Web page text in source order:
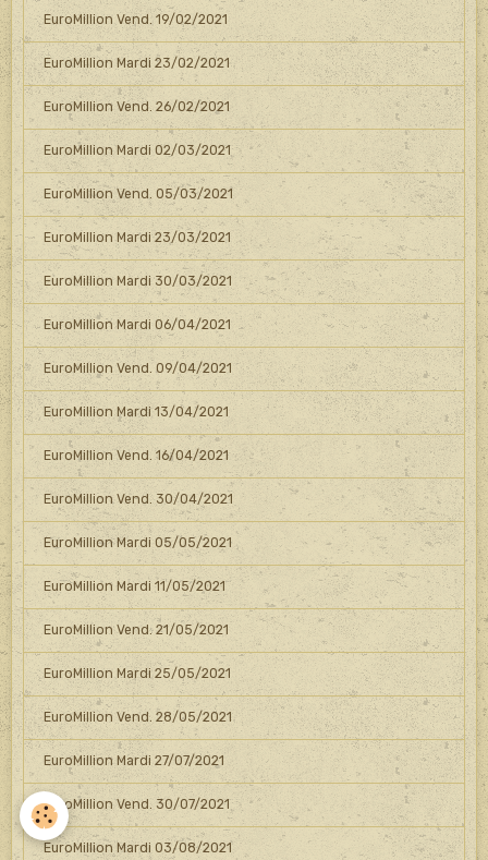
EuroMillion Vend. 19/02/2021
EuroMillion Mardi 23/02/2021
EuroMillion Vend. 26/02/2021
EuroMillion Mardi 02/03/2021
EuroMillion Vend. 05/03/2021
EuroMillion Mardi 23/03/2021
EuroMillion Mardi 30/03/2021
EuroMillion Mardi 06/04/2021
EuroMillion Vend. 09/04/2021
EuroMillion Mardi 13/04/2021
EuroMillion Vend. 16/04/2021
EuroMillion Vend. 30/04/2021
EuroMillion Mardi 05/05/2021
EuroMillion Mardi 11/05/2021
EuroMillion Vend. 21/05/2021
EuroMillion Mardi 25/05/2021
EuroMillion Vend. 28/05/2021
EuroMillion Mardi 27/07/2021
EuroMillion Vend. 30/07/2021
EuroMillion Mardi 03/08/2021